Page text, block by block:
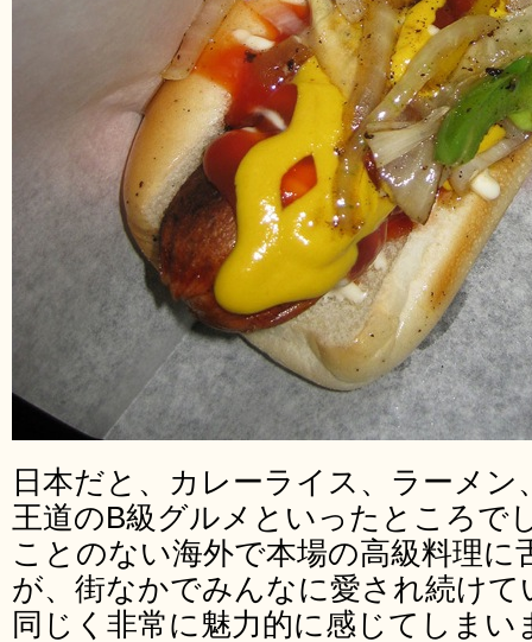
日本だと、カレーライス、ラーメ
王道のB級グルメといったところで
ことのない海外で本場の高級料理に
が、街なかでみんなに愛され続け
同じく非常に魅力的に感じてしまい